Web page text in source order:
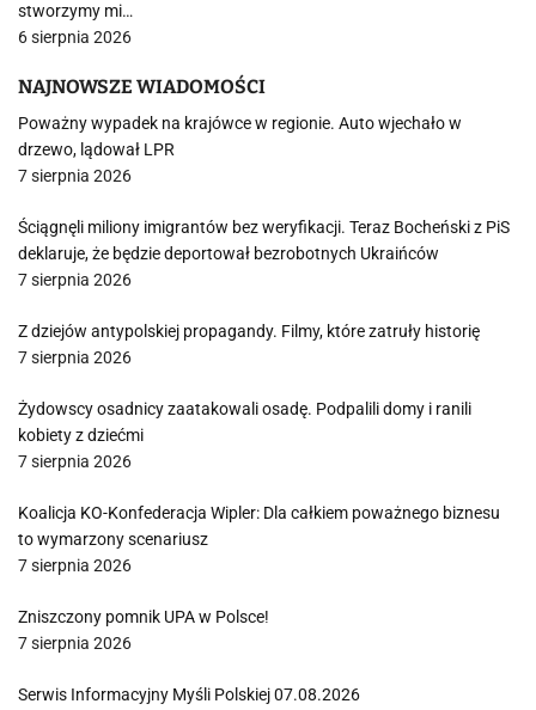
stworzymy mi…
6 sierpnia 2026
NAJNOWSZE WIADOMOŚCI
Poważny wypadek na krajówce w regionie. Auto wjechało w
drzewo, lądował LPR
7 sierpnia 2026
Ściągnęli miliony imigrantów bez weryfikacji. Teraz Bocheński z PiS
deklaruje, że będzie deportował bezrobotnych Ukraińców
7 sierpnia 2026
Z dziejów antypolskiej propagandy. Filmy, które zatruły historię
7 sierpnia 2026
Żydowscy osadnicy zaatakowali osadę. Podpalili domy i ranili
kobiety z dziećmi
7 sierpnia 2026
Koalicja KO-Konfederacja Wipler: Dla całkiem poważnego biznesu
to wymarzony scenariusz
7 sierpnia 2026
Zniszczony pomnik UPA w Polsce!
7 sierpnia 2026
Serwis Informacyjny Myśli Polskiej 07.08.2026